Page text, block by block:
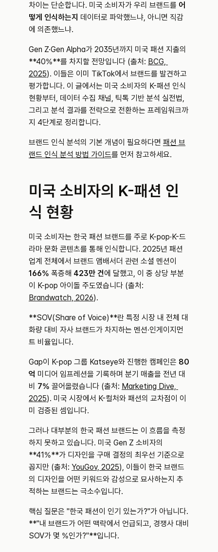
차이는 단순합니다. 미국 소비자가 우리 브랜드를 어
떻게 인식하는지 데이터로 파악했느냐, 아니면 직감
에 의존했느냐.
Gen Z·Gen Alpha가 2035년까지 미국 패션 지출의
**40%**를 차지할 전망입니다 (출처: BCG,
2025). 이들은 이미 TikTok에서 브랜드를 발견하고
평가합니다. 이 글에서는 미국 소비자의 K-패션 인식
현황부터, 데이터 수집 채널, 틱톡 기반 분석 실전법,
그리고 분석 결과를 전략으로 전환하는 프레임워크까
지 4단계로 정리합니다.
브랜드 인식 분석의 기본 개념이 필요하다면 패션 브
랜드 인식 분석 방법 가이드를 먼저 참고하세요.
미국 소비자의 K-패션 인
식 현황
미국 소비자는 한국 패션 브랜드를 주로 K-pop·K-드
라마 문화 콘텐츠를 통해 인식합니다. 2025년 패션
166% 폭증해 423만 건에 달했고, 이 중 상당 부분
Brandwatch, 2026).
**SOV(Share of Voice)**란 특정 시장 내 전체 대
화량 대비 자사 브랜드가 차지하는 멘션·인게이지먼
트 비율입니다.
Gap이 K-pop 그룹 Katseye와 진행한 캠페인은 80
억 미디어 임프레션을 기록하며 분기 매출을 전년 대
비 7% 끌어올렸습니다 (출처: Marketing Dive,
2025). 미국 시장에서 K-컬처와 패션의 교차점이 이
미 검증된 셈입니다.
그러나 대부분의 한국 패션 브랜드는 이 흐름을 측정
하지 못하고 있습니다. 미국 Gen Z 소비자의
**41%**가 디자인을 구매 결정의 최우선 기준으로
꼽지만 (출처: YouGov, 2025), 이들이 한국 브랜드
의 디자인을 어떤 키워드와 감성으로 묘사하는지 추
적하는 브랜드는 극소수입니다.
핵심 질문은 "한국 패션이 인기 있는가?"가 아닙니다.
**"내 브랜드가 어떤 맥락에서 언급되고, 경쟁사 대비
SOV가 몇 %인가?"**입니다.